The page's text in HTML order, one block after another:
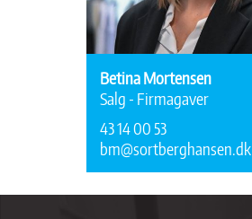
Betina Mortensen
Salg - Firmagaver
43 14 00 53
bm@sortberghansen.dk